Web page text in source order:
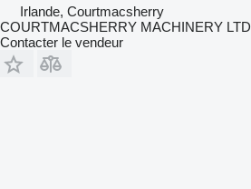
Irlande, Courtmacsherry
COURTMACSHERRY MACHINERY LTD
Contacter le vendeur